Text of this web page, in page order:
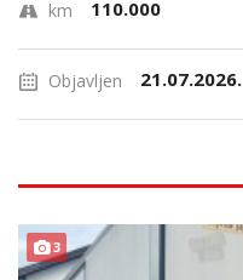
km 110.000
Objavljen 21.07.2026.
3